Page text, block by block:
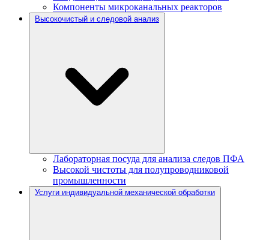
Компоненты микроканальных реакторов
Высокочистый и следовой анализ
Лабораторная посуда для анализа следов ПФА
Высокой чистоты для полупроводниковой
промышленности
Услуги индивидуальной механической обработки